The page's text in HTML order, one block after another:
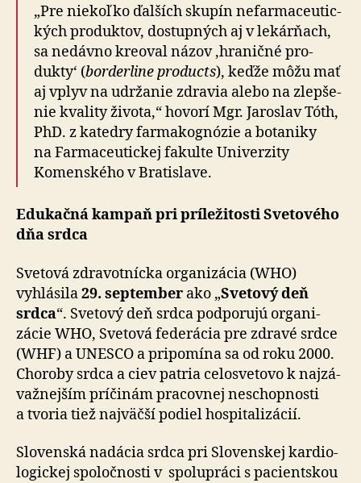
„Pre niekoľko ďalších skupín ne­far­ma­ce­u­tic­
kých pro­duktov, dostupných aj v le­kár­ňach,
sa nedávno kreoval názov ‚hraničné pro­
dukty‘ (borderline products), keďže môžu mať
aj vplyv na udr­žanie zdravia alebo na zlep­še­
nie kva­lity života,“ hovorí Mgr. Jaroslav Tóth,
PhD. z katedry far­ma­kognózie a bo­ta­niky
na Farma­ce­u­tickej fakulte Uni­verzity
Komenského v Bra­tis­lave.
Edukačná kampaň pri prí­le­ži­tosti Sve­to­vého
dňa srdca
Svetová zdravotnícka organizácia (WHO)
vyhlásila29. sep­tem­ber ako „Svetový deň
srdca“. Svetový deň srdca pod­po­rujú orga­ni­
zácie WHO, Sve­tová fede­rácia pre zdravé srdce
(WHF) a UNESCO a pri­po­mína sa od roku 2000.
Choroby srdca a ciev patria celo­sve­tovo k naj­zá­
važ­nejším príčinám pra­covnej ne­schop­nosti
a tvoria tiež naj­väčší podiel hospi­ta­li­zácií.
Slovenská nadácia srdca pri Slo­ven­skej kar­dio­
lo­gickej spo­loč­nosti v spo­lu­práci s pa­cien­tskou